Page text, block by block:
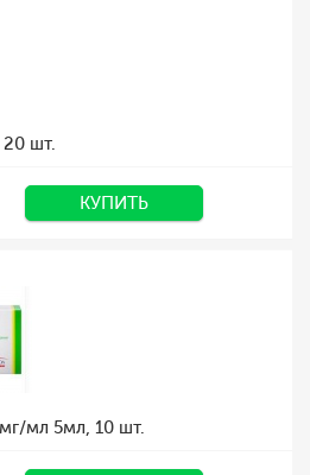
шт.
КУПИТЬ
мл 5мл, 10 шт.